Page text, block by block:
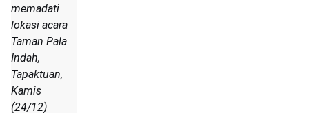
memadati
lokasi acara
Taman Pala
Indah,
Tapaktuan,
Kamis
(24/12)